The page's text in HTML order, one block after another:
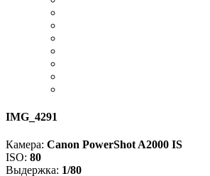
IMG_4291
Камера: Canon PowerShot A2000 IS
ISO: 80
Выдержка: 1/80